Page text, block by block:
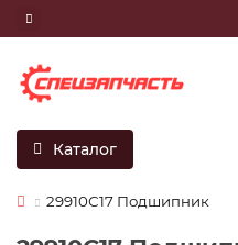
Каталог
29910С17 Подшипник